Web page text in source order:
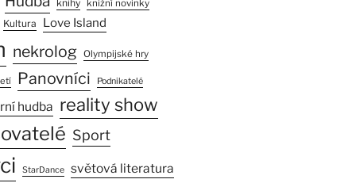
knihy knižní novinky
Kultura Love Island
nekrolog Olympijské hry
Panovníci Podnikatelé
hudba reality show
Sport
StarDance světová literatura